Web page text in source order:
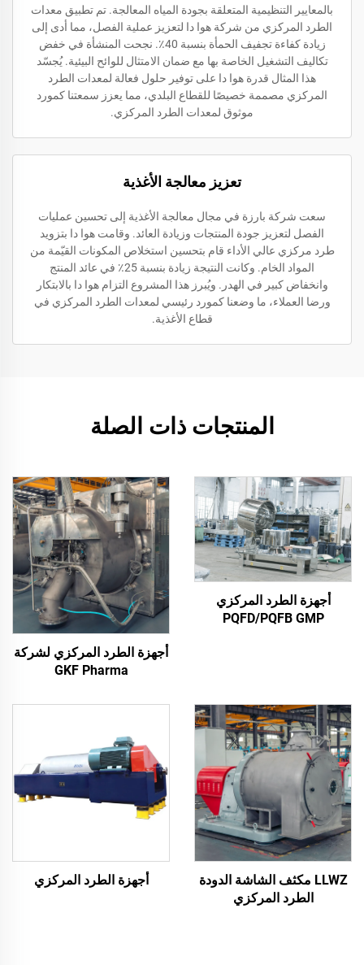
بالمعايير التنظيمية المتعلقة بجودة المياه المعالجة. تم تطبيق معدات
الطرد المركزي من شركة هوا دا لتعزيز عملية الفصل، مما أدى إلى
زيادة كفاءة تجفيف الحمأة بنسبة 40٪. نجحت المنشأة في خفض
تكاليف التشغيل الخاصة بها مع ضمان الامتثال للوائح البيئية. يُجسّد
هذا المثال قدرة هوا دا على توفير حلول فعالة لمعدات الطرد
المركزي مصممة خصيصًا للقطاع البلدي، مما يعزز سمعتنا كمورد
موثوق لمعدات الطرد المركزي.
تعزيز معالجة الأغذية
سعت شركة بارزة في مجال معالجة الأغذية إلى تحسين عمليات
الفصل لتعزيز جودة المنتجات وزيادة العائد. وقامت هوا دا بتزويد
طرد مركزي عالي الأداء قام بتحسين استخلاص المكونات القيّمة من
المواد الخام. وكانت النتيجة زيادة بنسبة 25٪ في عائد المنتج
وانخفاض كبير في الهدر. ويُبرز هذا المشروع التزام هوا دا بالابتكار
ورضا العملاء، ما وضعنا كمورد رئيسي لمعدات الطرد المركزي في
قطاع الأغذية.
المنتجات ذات الصلة
أجهزة الطرد المركزي
PQFD/PQFB GMP
أجهزة الطرد المركزي لشركة
GKF Pharma
LLWZ مكثف الشاشة الدودة
الطرد المركزي
أجهزة الطرد المركزي